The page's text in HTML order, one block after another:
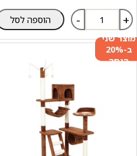
- + הוספה לסל
מוצר שני
ב-20%
הנחה